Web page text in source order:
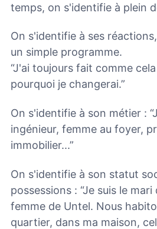
temps, on s'identifie à plein
On s'identifie à ses
un simple programme.
“J'ai toujours fait comme
pourquoi je changerai.”
On s'identifie à son métier :
ingénieur, femme au foyer,
immobilier...”
On s'identifie à son statut
possessions : “Je suis le
femme de Untel. Nous
quartier, dans ma maison,